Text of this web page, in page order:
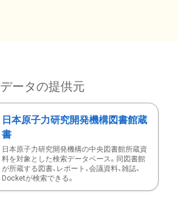
データの提供元
日本原子力研究開発機構図書館蔵
書
日本原子力研究開発機構の中央図書館所蔵資
料を対象とした検索データベース。同図書館
が所蔵する図書、レポート、会議資料、雑誌、
Docketが検索できる。